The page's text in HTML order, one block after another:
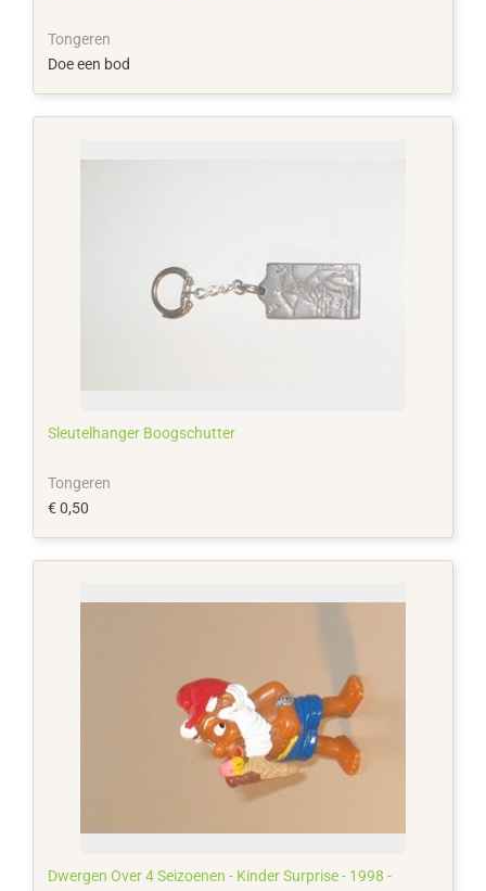
Tongeren
Doe een bod
Sleutelhanger Boogschutter
Tongeren
€ 0,50
Dwergen Over 4 Seizoenen - Kinder Surprise - 1998 -